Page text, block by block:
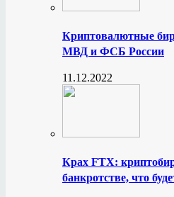
Криптовалютные
МВД и ФСБ России
11.12.2022
Крах FTX:
банкротстве, что